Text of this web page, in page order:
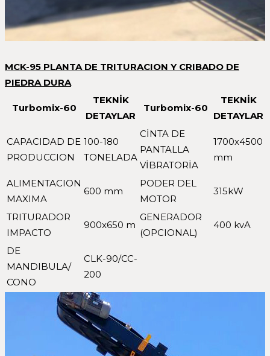
MCK-95 PLANTA DE TRITURACION Y CRIBADO DE
PIEDRA DURA
Turbomix-60
TEKNİK
DETAYLAR
Turbomix-60
TEKNİK
DETAYLAR
CAPACIDAD DE
PRODUCCION
100-180
TONELADA
CİNTA DE
PANTALLA
VİBRATORİA
1700x4500
mm
ALIMENTACION
MAXIMA
600 mm
PODER DEL
MOTOR
315kW
TRITURADOR
IMPACTO
900x650 m
GENERADOR
(OPCIONAL)
400 kvA
DE
MANDIBULA/
CONO
CLK-90/CC-
200